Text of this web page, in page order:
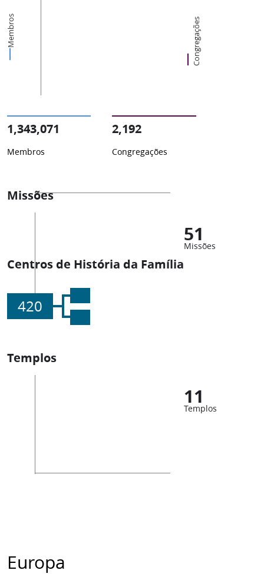
Membros Congregações
1,343,071
Membros
2,192
Congregações
Missões
51
Missões
Centros de História da Família
420
Templos
11
Templos
Europa